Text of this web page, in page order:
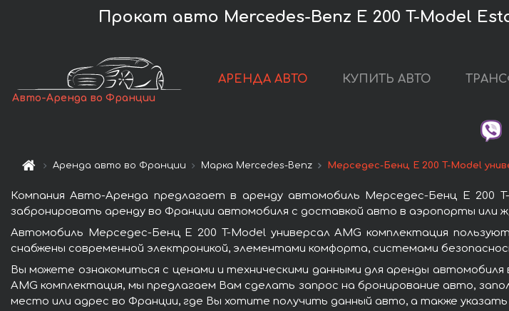
Прокат авто Mercedes-Benz E 200 T-Model
Авто-Аренда во Франции
АРЕНДА АВТО КУПИТЬ АВТО
Аренда авто во Франции Марка Mercedes-Benz Мерседес-Бенц E 200 T-Model
Компания Авто-Аренда предлагает в аренду автомобиль Мерседес-Бенц E 200
забронировать аренду во Франции автомобиля с доставкой авто в аэропорты или
Автомобиль Мерседес-Бенц E 200 T-Model универсал AMG комплектация
снабжены современной электроникой, элементами комфорта, системами
Вы можете ознакомиться с ценами и техническими данными для аренды
AMG комплектация, мы предлагаем Вам сделать запрос на бронирование авто,
место или адрес во Франции, где Вы хотите получить данный авто, а также